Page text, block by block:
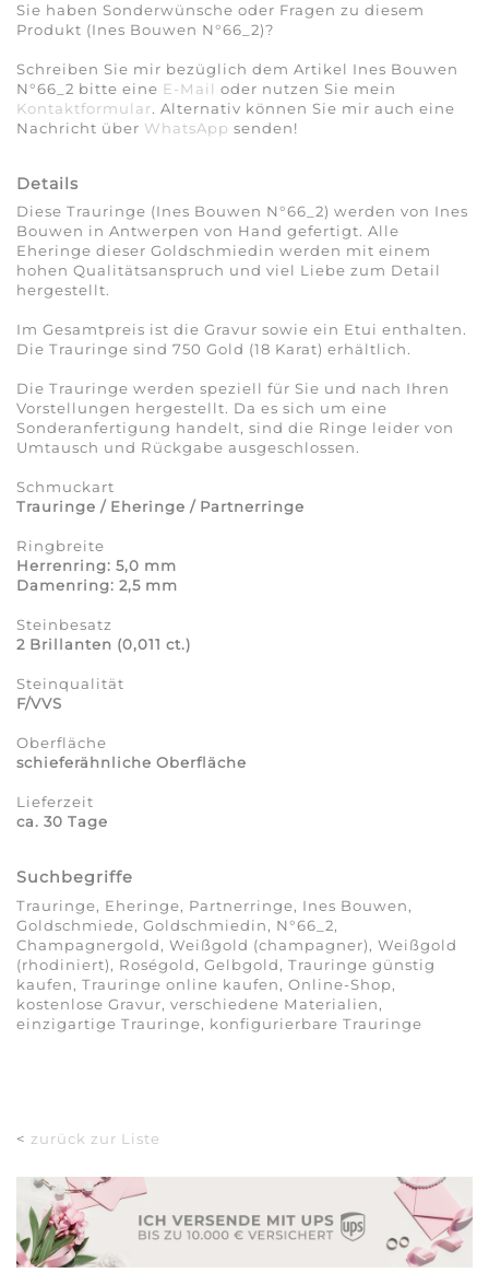
Sie haben Sonderwünsche oder Fragen zu diesem
Produkt (Ines Bouwen N°66_2)?
Schreiben Sie mir bezüglich dem Artikel Ines Bouwen
N°66_2 bitte eine E-Mail oder nutzen Sie mein
Kontaktformular. Alternativ können Sie mir auch eine
Nachricht über WhatsApp senden!
Details
Diese Trauringe (Ines Bouwen N°66_2) werden von Ines
Bouwen in Antwerpen von Hand gefertigt. Alle
Eheringe dieser Goldschmiedin werden mit einem
hohen Qualitätsanspruch und viel Liebe zum Detail
hergestellt.
Im Gesamtpreis ist die Gravur sowie ein Etui enthalten.
Die Trauringe sind 750 Gold (18 Karat) erhältlich.
Die Trauringe werden speziell für Sie und nach Ihren
Vorstellungen hergestellt. Da es sich um eine
Sonderanfertigung handelt, sind die Ringe leider von
Umtausch und Rückgabe ausgeschlossen.
Schmuckart
Trauringe / Eheringe / Partnerringe
Ringbreite
Herrenring: 5,0 mm
Damenring: 2,5 mm
Steinbesatz
2 Brillanten (0,011 ct.)
Steinqualität
F/VVS
Oberfläche
schieferähnliche Oberfläche
Lieferzeit
ca. 30 Tage
Suchbegriffe
Trauringe, Eheringe, Partnerringe, Ines Bouwen,
Goldschmiede, Goldschmiedin, N°66_2,
Champagnergold, Weißgold (champagner), Weißgold
(rhodiniert), Roségold, Gelbgold, Trauringe günstig
kaufen, Trauringe online kaufen, Online-Shop,
kostenlose Gravur, verschiedene Materialien,
einzigartige Trauringe, konfigurierbare Trauringe
< zurück zur Liste